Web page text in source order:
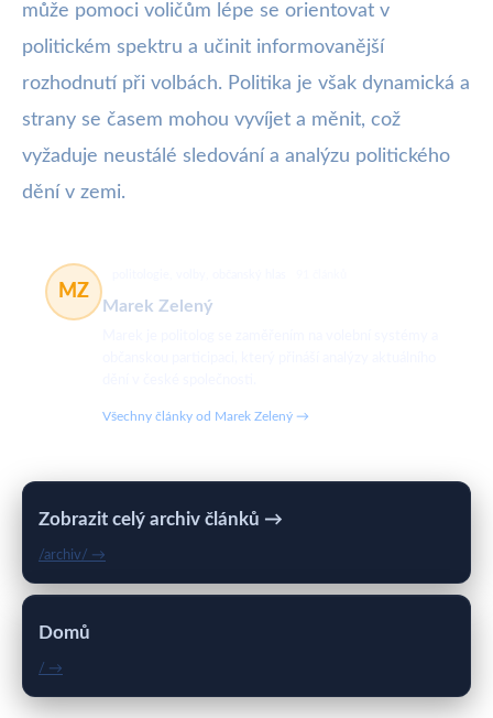
může pomoci voličům lépe se orientovat v
politickém spektru a učinit informovanější
rozhodnutí při volbách. Politika je však dynamická a
strany se časem mohou vyvíjet a měnit, což
vyžaduje neustálé sledování a analýzu politického
dění v zemi.
MZ
Marek Zelený
Všechny články od Marek Zelený →
Zobrazit celý archiv článků →
/archiv/ →
Domů
/ →